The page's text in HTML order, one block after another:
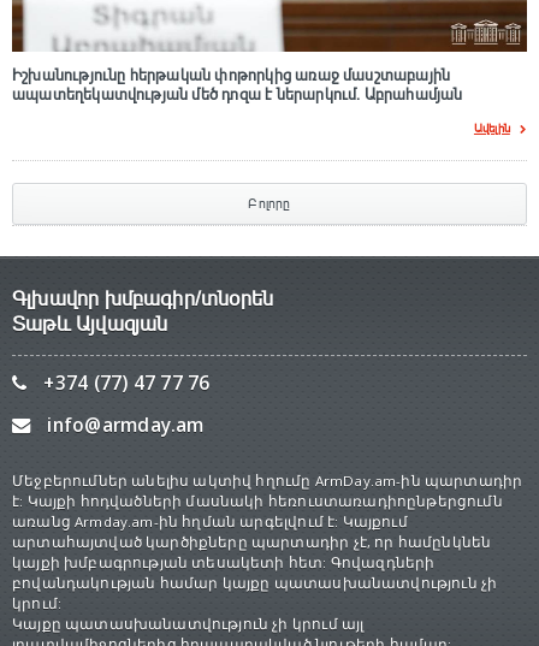
Իշխանությունը հերթական փոթորկից առաջ մասշտաբային
ապատեղեկատվության մեծ դnզա է ներարկում․ Աբրահամյան
Ավելին
Բոլորը
Գլխավոր խմբագիր/տնօրեն
Տաթև Այվազյան
+374 (77) 47 77 76
info@armday.am
Մեջբերումներ անելիս ակտիվ հղումը ArmDay.am-ին պարտադիր
է: Կայքի հոդվածների մասնակի հեռուստառադիոընթերցումն
առանց Armday.am-ին հղման արգելվում է: Կայքում
արտահայտված կարծիքները պարտադիր չէ, որ համընկնեն
կայքի խմբագրության տեսակետի հետ: Գովազդների
բովանդակության համար կայքը պատասխանատվություն չի
կրում:
Կայքը պատասխանատվություն չի կրում այլ